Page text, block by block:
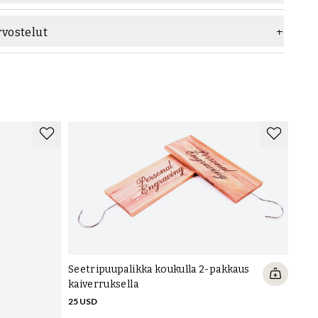
Seetripuupalikka koukulla 2-pakkaus
kaiverruksella
25 USD